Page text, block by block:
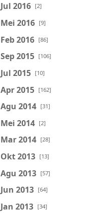
Jul 2016 [2]
Mei 2016 [9]
Feb 2016 [86]
Sep 2015 [106]
Jul 2015 [10]
Apr 2015 [162]
Agu 2014 [31]
Mei 2014 [2]
Mar 2014 [28]
Okt 2013 [13]
Agu 2013 [57]
Jun 2013 [64]
Jan 2013 [34]